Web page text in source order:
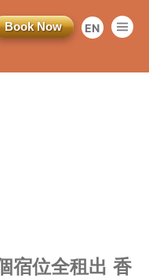
简
EN
Book Now
宿位全租出 香